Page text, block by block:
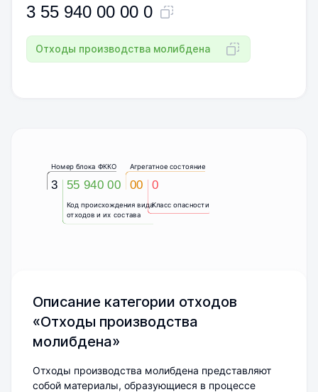
3 55 940 00 00 0
Отходы производства молибдена
3
Номер блока ФККО
Код происхождения вида
отходов и их состава
55 940 00
Агрегатное состояние
00
Класс опасности
0
Описание категории отходов
«Отходы производства
молибдена»
Отходы производства молибдена представляют
собой материалы, образующиеся в процессе